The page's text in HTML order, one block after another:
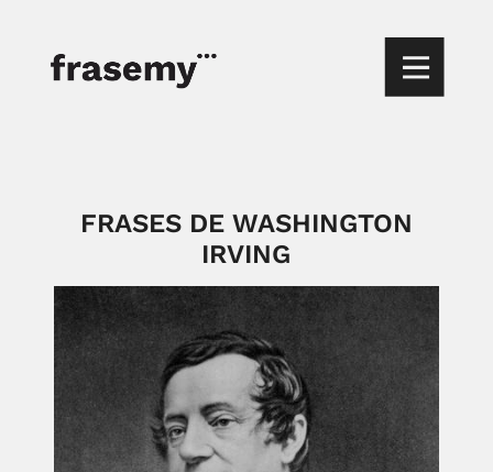
FRASES DE WASHINGTON
IRVING